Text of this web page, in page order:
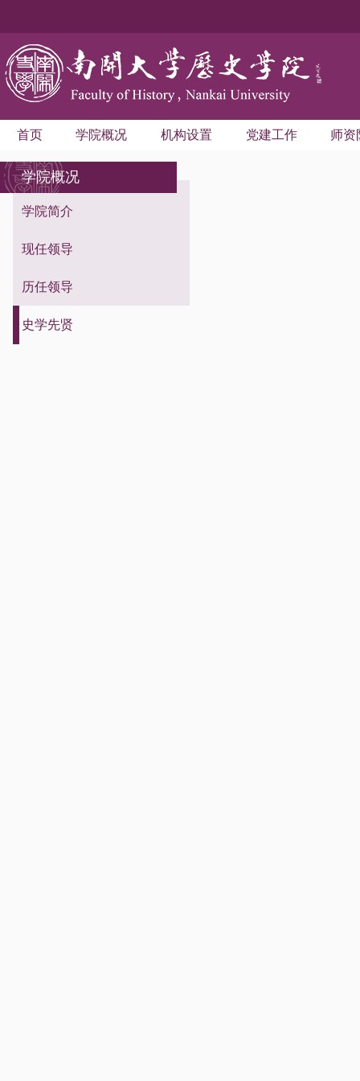
首页 学院概况 机构设置 党建工作 师资
学院概况
学院简介
现任领导
历任领导
史学先贤